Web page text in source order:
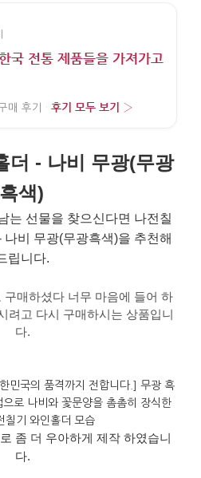
국 전통 제품들을 가져가고
매 후기 · 후기 모두 보기 ›
더 - 나비 무광(무광
흑색)
는 선물을 찾으신다면 나전칠
나비 무광(무광흑색)을 추천해
립니다.
구매하셨다 너무 마음에 들어 하
려고 다시 구매하시는 상품입니
다.
좀 더 우아하게 제작 하였습니
다.